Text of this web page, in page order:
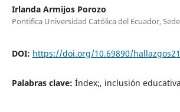
Irlanda Armijos Porozo
Pontifica Universidad Católica del Ecuador,
DOI: https://doi.org/10.69890/
Palabras clave: Índex;, inclusión